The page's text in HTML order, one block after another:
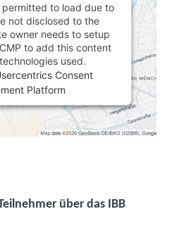
to load due to
not disclosed to the
owner needs to setup
to add this content
used.
Consent
Platform
über das IBB